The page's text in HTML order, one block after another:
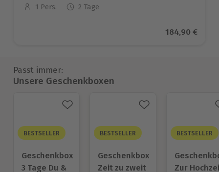
Anzahl der Teilnehmer
1 Pers. 2 Tage
Aktueller
184,90 €
Passt immer:
Unsere Geschenkboxen
BESTSELLER
Geschenkbox
3 Tage Du &
BESTSELLER
Geschenkbox
Zeit zu zweit
BESTSELLER
Zur